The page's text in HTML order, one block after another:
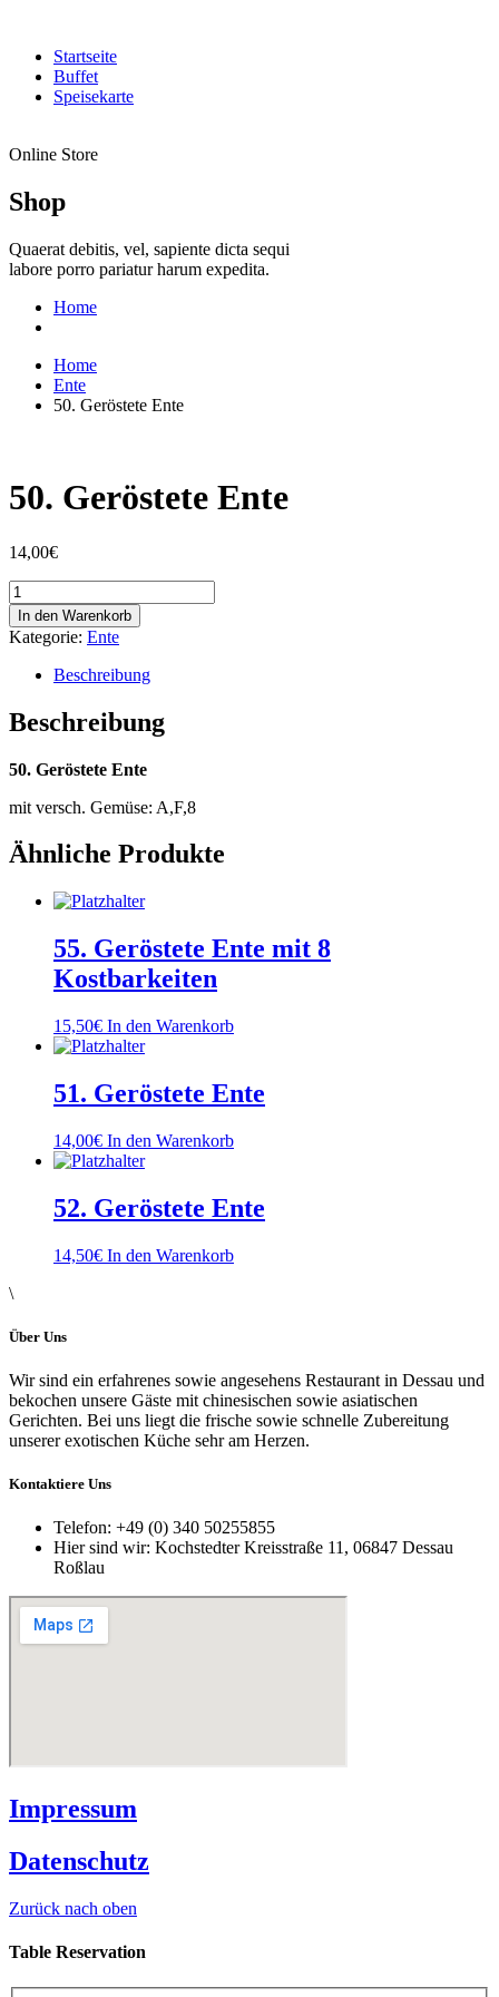
Startseite
Buffet
Speisekarte
Online Store
Shop
Quaerat debitis, vel, sapiente dicta sequi
labore porro pariatur harum expedita.
Home
Home
Ente
50. Geröstete Ente
50. Geröstete Ente
14,00€
50.
Geröstete
Ente
Menge
In den Warenkorb
Kategorie: Ente
Beschreibung
Beschreibung
50. Geröstete Ente
mit versch. Gemüse: A,F,8
Ähnliche Produkte
55. Geröstete Ente mit 8
Kostbarkeiten
15,50€ In den Warenkorb
51. Geröstete Ente
14,00€ In den Warenkorb
52. Geröstete Ente
14,50€ In den Warenkorb
\
Über Uns
Wir sind ein erfahrenes sowie angesehens Restaurant in Dessau und
bekochen unsere Gäste mit chinesischen sowie asiatischen
Gerichten. Bei uns liegt die frische sowie schnelle Zubereitung
unserer exotischen Küche sehr am Herzen.
Kontaktiere Uns
Telefon: +49 (0) 340 50255855
Hier sind wir: Kochstedter Kreisstraße 11, 06847 Dessau
Roßlau
Impressum
Datenschutz
Zurück nach oben
Table Reservation